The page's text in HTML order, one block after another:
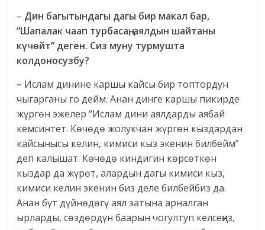
– Дин багытындагы дагы бир макал бар,
“Шапалак чаап турбасаң, аялдын шайтаны
күчөйт” деген. Сиз муну турмушта
колдоносузбу?
– Ислам динине каршы кайсы бир топтордун
чыгарганы го дейм. Анан динге каршы пикирде
жүргөн эжелер “Ислам дини аялдарды аябай
кемсинтет. Көчөдө жолукчан жүргөн кыздардан
кайсынысы келин, кимиси кыз экенин билбейм”
деп калышат. Көчөдө киндигин көрсөткөн
кыздар да жүрөт, алардын дагы кимиси кыз,
кимиси келин экенин биз деле билбейбиз да.
Анан бүт дүйнөдөгү аял затына арналган
ырларды, сөздөрдүн баарын чогултуп келсеңиз,